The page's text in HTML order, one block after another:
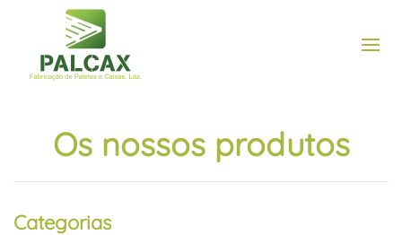
Os nossos produtos
Categorias